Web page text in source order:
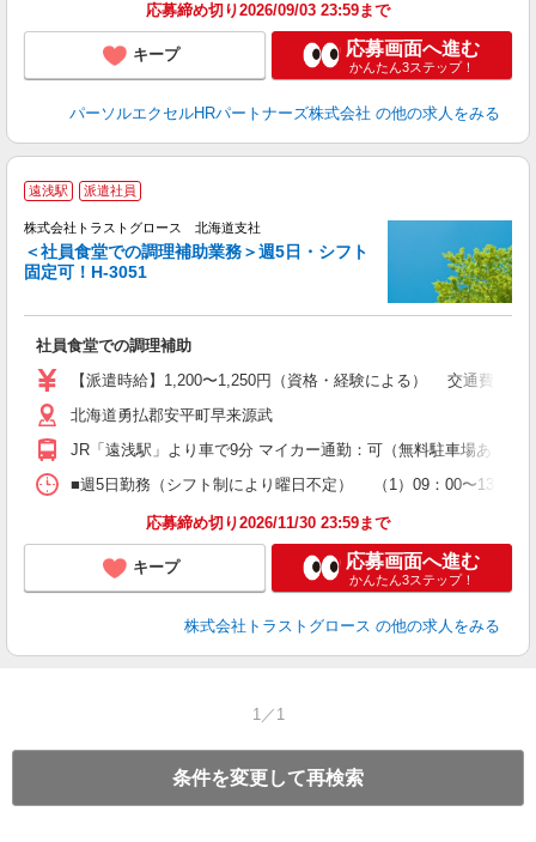
応募締め切り2026/09/03 23:59まで
キープ 応募画面へ進む
かんたん3ステップ！
パーソルエクセルHRパートナーズ株式会社 の他の求人をみる
遠浅駅 派遣社員
株式会社トラストグロース 北海道支社
＜社員食堂での調理補助業務＞週5日・シフト
固定可！H-3051
社員食堂での調理補助
【派遣時給】1,200〜1,250円（資格・経験による） 交通費別途
北海道勇払郡安平町早来源武
JR「遠浅駅」より車で9分 マイカー通勤：可（無料駐車場あり）
■週5日勤務（シフト制により曜日不定） （1）09：00〜
応募締め切り2026/11/30 23:59まで
キープ 応募画面へ進む
かんたん3ステップ！
株式会社トラストグロース の他の求人をみる
1／1
条件を変更して再検索